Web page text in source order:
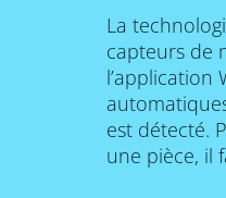
La
capteurs de
l’application
est détecté.
une pièce, il